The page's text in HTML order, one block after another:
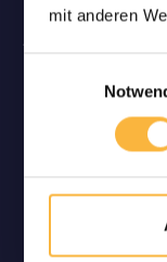
mit anderen
Wij garanderen